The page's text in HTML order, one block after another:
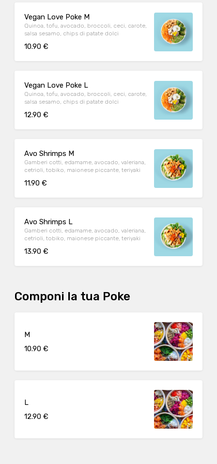
Vegan Love Poke M
Quinoa, tofu, avocado, broccoli, ceci, carote,
salsa sesamo, chips di patate dolci
10.90 €
Vegan Love Poke L
Quinoa, tofu, avocado, broccoli, ceci, carote,
salsa sesamo, chips di patate dolci
12.90 €
Avo Shrimps M
Gamberi cotti, edamame, avocado, valeriana,
cetrioli, tobiko, maionese piccante, teriyaki
11.90 €
Avo Shrimps L
Gamberi cotti, edamame, avocado, valeriana,
cetrioli, tobiko, maionese piccante, teriyaki
13.90 €
Componi la tua Poke
M
10.90 €
L
12.90 €